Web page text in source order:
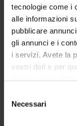
tecnologie come i
alle informazioni
pubblicare
gli annunci e i
i servizi. Avete la
vostri dati e per
privacy sono
modificare o
momento dalla
delNecessari
Proposte tesi
Organi
Docenti
OFFERTA